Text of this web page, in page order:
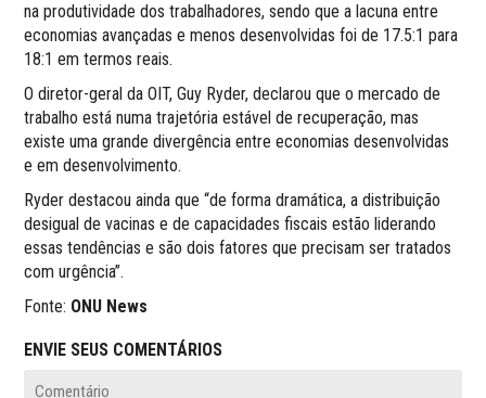
na produtividade dos trabalhadores, sendo que a lacuna entre
economias avançadas e menos desenvolvidas foi de 17.5:1 para
18:1 em termos reais.
O diretor-geral da OIT, Guy Ryder, declarou que o mercado de
trabalho está numa trajetória estável de recuperação, mas
existe uma grande divergência entre economias desenvolvidas
e em desenvolvimento.
Ryder destacou ainda que “de forma dramática, a distribuição
desigual de vacinas e de capacidades fiscais estão liderando
essas tendências e são dois fatores que precisam ser tratados
com urgência”.
Fonte: ONU News
ENVIE SEUS COMENTÁRIOS